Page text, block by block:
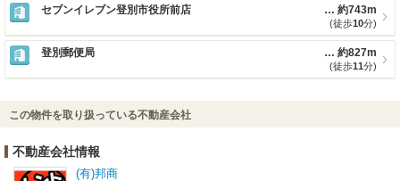
セブンイレブン登別市役所前店 約743m
(徒歩10分)
登別郵便局 約827m
(徒歩11分)
この物件を取り扱っている不動産会社
不動産会社情報
(有)邦商